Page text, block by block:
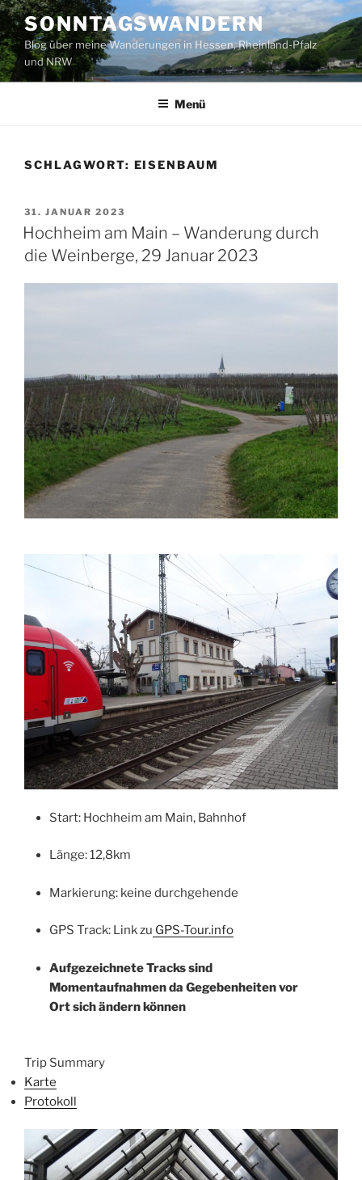
Zum
Inhalt
springen
SONNTAGSWANDERN
Blog über meine Wanderungen in Hessen, Rheinland-Pfalz
und NRW
Menü
SCHLAGWORT: EISENBAUM
VERÖFFENTLICHT
AM
31. JANUAR 2023
Hochheim am Main – Wanderung durch
die Weinberge, 29 Januar 2023
Start: Hochheim am Main, Bahnhof
Länge: 12,8km
Markierung: keine durchgehende
GPS Track: Link zu GPS-Tour.info
Aufgezeichnete Tracks sind
Momentaufnahmen da Gegebenheiten vor
Ort sich ändern können
Trip Summary
Karte
Protokoll